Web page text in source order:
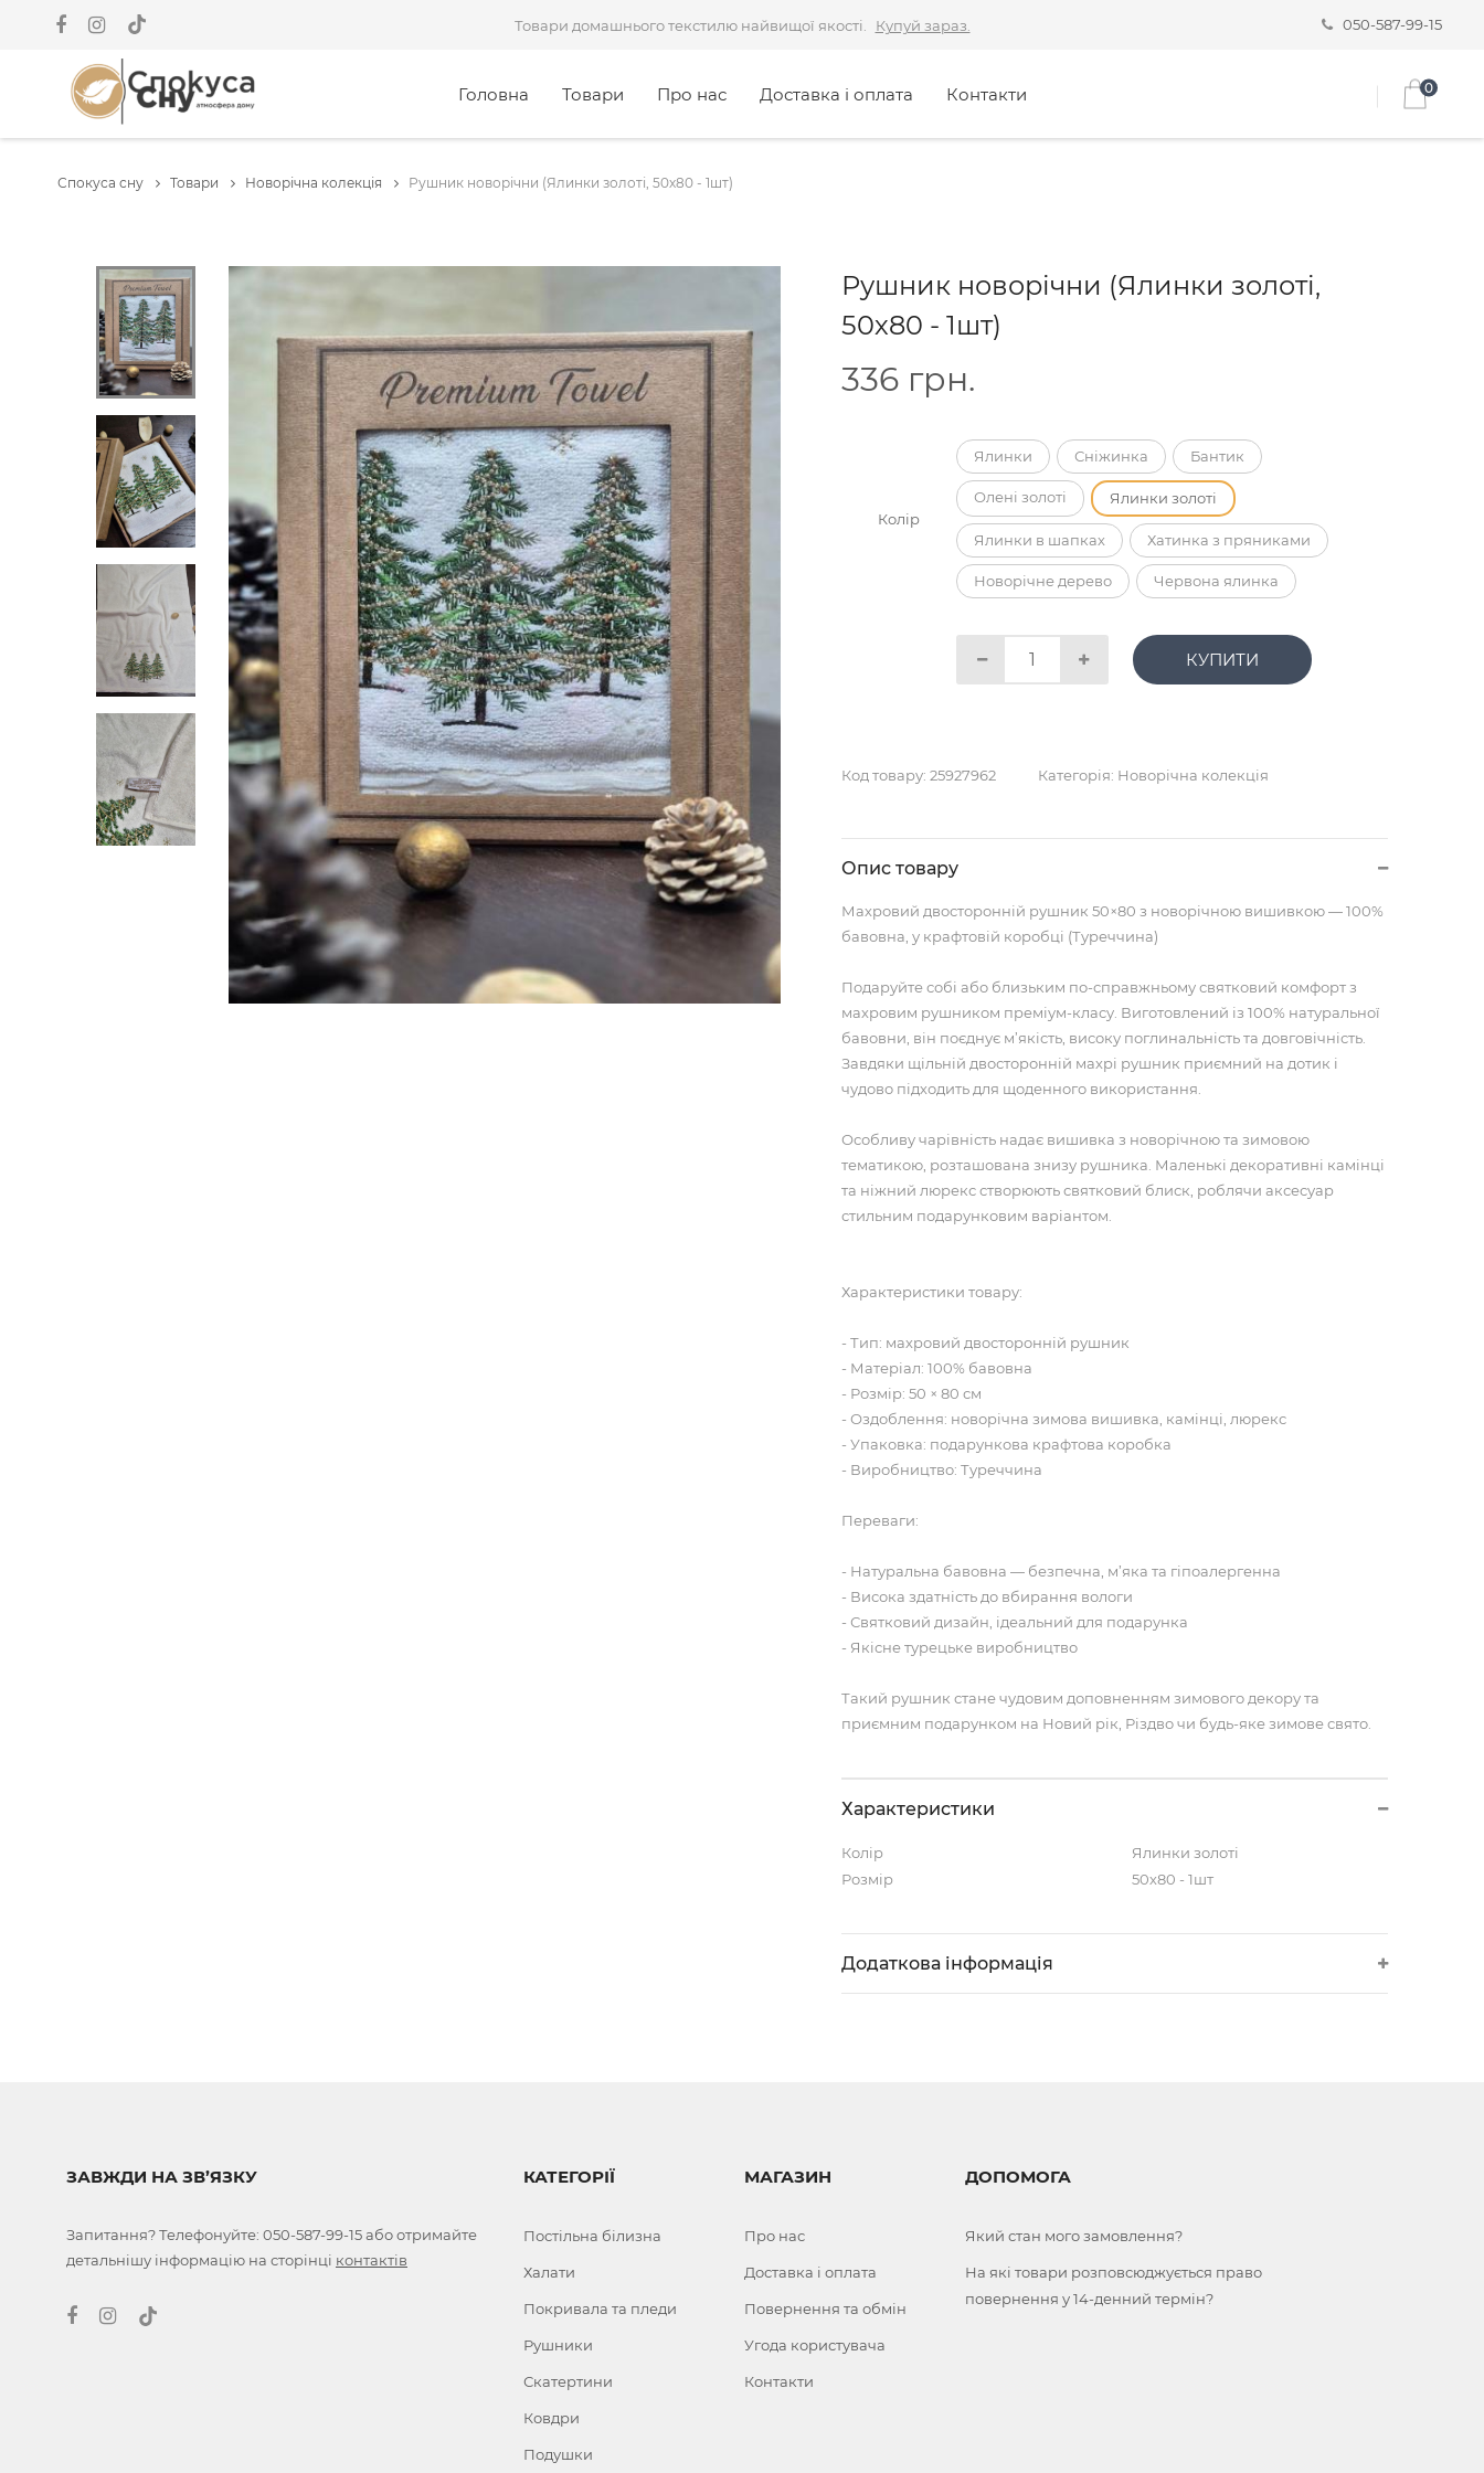
Товари домашнього текстилю найвищої якості. Купуй зараз. 050-587-99-15
Головна Товари Про нас Доставка і оплата Контакти 0
Спокуса сну Товари Новорічна колекція Рушник новорічни (Ялинки золоті, 50х80 - 1шт)
Рушник новорічни (Ялинки золоті,
50х80 - 1шт)
336 грн.
Колір
Ялинки Сніжинка Бантик
Олені золоті Ялинки золоті
Ялинки в шапках Хатинка з пряниками
Новорічне дерево Червона ялинка
КУПИТИ
Код товару:25927962 Категорія: Новорічна колекція
Опис товару
Махровий двосторонній рушник 50×80 з новорічною вишивкою — 100%
бавовна, у крафтовій коробці (Туреччина)
Подаруйте собі або близьким по-справжньому святковий комфорт з
махровим рушником преміум-класу. Виготовлений із 100% натуральної
бавовни, він поєднує м’якість, високу поглинальність та довговічність.
Завдяки щільній двосторонній махрі рушник приємний на дотик і
чудово підходить для щоденного використання.
Особливу чарівність надає вишивка з новорічною та зимовою
тематикою, розташована знизу рушника. Маленькі декоративні камінці
та ніжний люрекс створюють святковий блиск, роблячи аксесуар
стильним подарунковим варіантом.
Характеристики товару:
- Тип: махровий двосторонній рушник
- Матеріал: 100% бавовна
- Розмір: 50 × 80 см
- Оздоблення: новорічна зимова вишивка, камінці, люрекс
- Упаковка: подарункова крафтова коробка
- Виробництво: Туреччина
Переваги:
- Натуральна бавовна — безпечна, м’яка та гіпоалергенна
- Висока здатність до вбирання вологи
- Святковий дизайн, ідеальний для подарунка
- Якісне турецьке виробництво
Такий рушник стане чудовим доповненням зимового декору та
приємним подарунком на Новий рік, Різдво чи будь-яке зимове свято.
Характеристики
Колір
Ялинки золоті
Розмір
50х80 - 1шт
Додаткова інформація
ЗАВЖДИ НА ЗВ’ЯЗКУ
Запитання? Телефонуйте: 050-587-99-15або отримайте
детальнішу інформацію на сторінці контактів
КАТЕГОРІЇ
Постільна білизна
Халати
Покривала та пледи
Рушники
Скатертини
Ковдри
Подушки
МАГАЗИН
Про нас
Доставка і оплата
Повернення та обмін
Угода користувача
Контакти
ДОПОМОГА
Який стан мого замовлення?
На які товари розповсюджується право
повернення у 14-денний термін?